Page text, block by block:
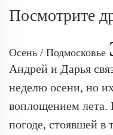
Посмотрите
Осень / Подмосковье
Андрей и Дарья
неделю осени, но
воплощением лета.
погоде, стоявшей в